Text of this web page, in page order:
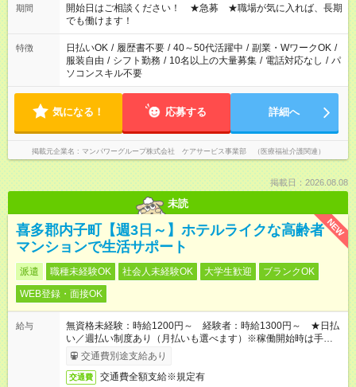
ん ※法令に基づき、週20時間以上勤務は社会保険への加入対象
となります ※労働者派遣法（日雇い派遣の原則禁止）により、
短時間・短期間の就業はご案内が難しい場合があります
期間
開始日はご相談ください！ ★急募 ★職場が気に入れば、長期
でも働けます！
特徴 日払いOK / 履歴書不要 / 40～50代活躍中 / 副業・WワークOK /
服装自由 / シフト勤務 / 10名以上の大量募集 / 電話対応なし / パ
ソコンスキル不要
気になる！ 応募する 詳細へ
掲載元企業名 マンパワーグループ株式会社 ケアサービス事業部 （医療福祉介護関連）
掲載日：2026.08.08
未読
NEW
喜多郡内子町【週3日～】ホテルライクな高齢者
マンションで生活サポート
派遣 職種未経験OK 社会人未経験OK 大学生歓迎
ブランクOK
WEB登録・面接OK
給与
無資格未経験：時給1200円～ 経験者：時給1300円～ ★日払
い／週払い制度あり（月払いも選べます）※稼働開始時は手続き
完了次第のお支払いとなります。
交通費別途支給あり
交通費 交通費全額支給※規定有